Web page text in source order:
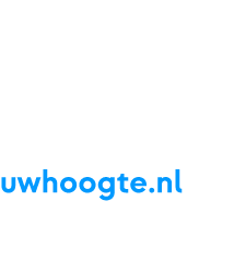
ReviewsLive updatesApp